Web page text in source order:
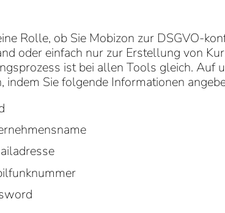
Rolle, ob Sie Mobizon zur DSGVO-
oder einfach nur zur Erstellung von
ist bei allen Tools gleich. Auf
indem Sie folgende Informationen